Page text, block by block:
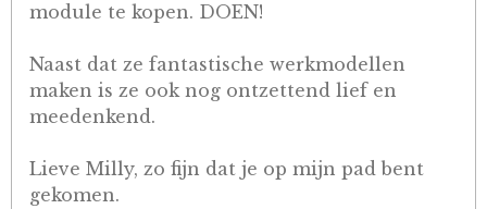
module te kopen. DOEN!
Naast dat ze fantastische werkmodellen
maken is ze ook nog ontzettend lief en
meedenkend.
Lieve Milly, zo fijn dat je op mijn pad bent
gekomen.